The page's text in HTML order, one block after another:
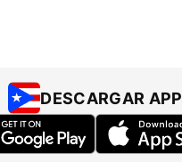
DESCARGAR APP